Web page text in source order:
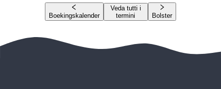
Boekingskalender
Veda tutti i
termini
Bolster